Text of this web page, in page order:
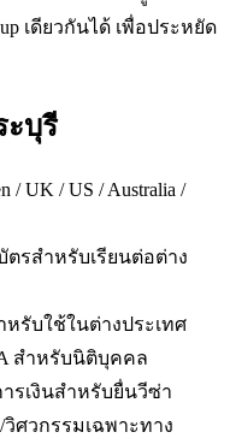
เดียวกันได้ เพื่อประหยัด
ะบุรี
/ UK / US / Australia /
ตรสำหรับเรียนต่อต่าง
รับใช้ในต่างประเทศ
สำหรับนิติบุคคล
รเงินสำหรับยื่นวีซ่า
ศวกรรมเฉพาะทาง